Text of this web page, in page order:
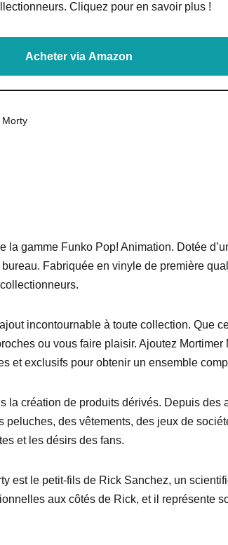
Cliquez pour en savoir plus !
Acheter via Amazon
Morty
gamme Funko Pop! Animation. Dotée
Fabriquée en vinyle de première
incontournable à toute collection. Que
ou vous faire plaisir. Ajoutez Mortimer
et exclusifs pour obtenir un ensemble
la création de produits dérivés. Depuis des
des vêtements, des jeux de
et les désirs des fans.
est le petit-fils de Rick Sanchez, un
aux côtés de Rick, et il représente